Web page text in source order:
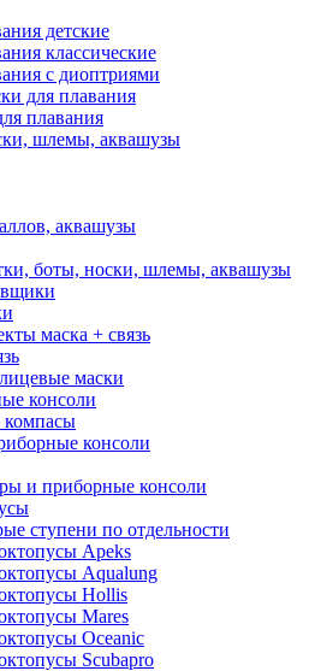
детские
классические
с диоптриями
для плавания
плавания
шлемы, аквашузы
аквашузы
боты, носки, шлемы, аквашузы
маска + связь
маски
консоли
консоли
и приборные консоли
ступени по отдельности
Apeks
Aqualung
Hollis
Mares
Oceanic
Scubapro